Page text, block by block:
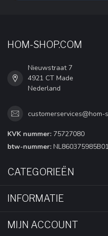
HOM-SHOP.COM
Nieuwstraat 7
4921 CT Made
Nederland
customerservices@hom-
KVK nummer: 75727080
btw-nummer: NL860375985B01
CATEGORIEËN
INFORMATIE
MIJN ACCOUNT